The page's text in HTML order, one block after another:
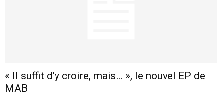
« Il suffit d’y croire, mais… », le nouvel EP de
MAB